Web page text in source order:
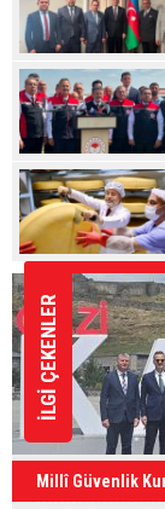
İLGİ ÇEKENLER
Millî Güvenlik